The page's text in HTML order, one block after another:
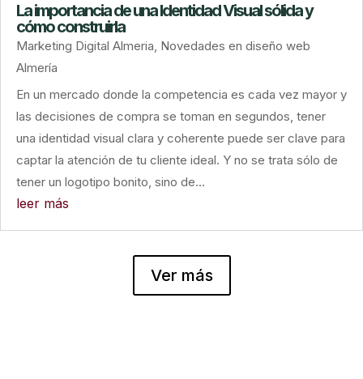
La importancia de una Identidad Visual sólida y
cómo construirla
Marketing Digital Almeria Novedades en diseño web
Almería
En un mercado donde la competencia es cada vez mayor y
las decisiones de compra se toman en segundos, tener
una identidad visual clara y coherente puede ser clave para
captar la atención de tu cliente ideal. Y no se trata sólo de
tener un logotipo bonito, sino de...
leer más
Ver más